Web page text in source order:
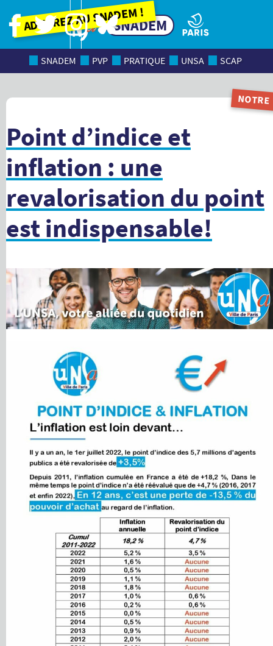
Adhérez au SNADEM !
SNADEM
SNADEM PVP PRATIQUE UNSA SCAP
Point d’indice et
inflation : une
revalorisation du point
est indispensable!
NOTRE